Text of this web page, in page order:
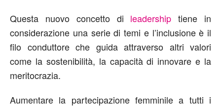
Questa nuovo concetto di leadership tiene in
considerazione una serie di temi e l’inclusione è il
filo conduttore che guida attraverso altri valori
come la sostenibilità, la capacità di innovare e la
meritocrazia.
Aumentare la partecipazione femminile a tutti i